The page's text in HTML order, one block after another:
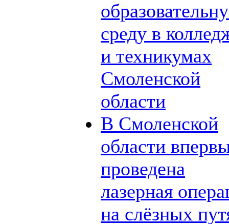
среду в
и техникумах
Смоленской
области
В Смоленской
области
проведена
лазерная
на слёзных